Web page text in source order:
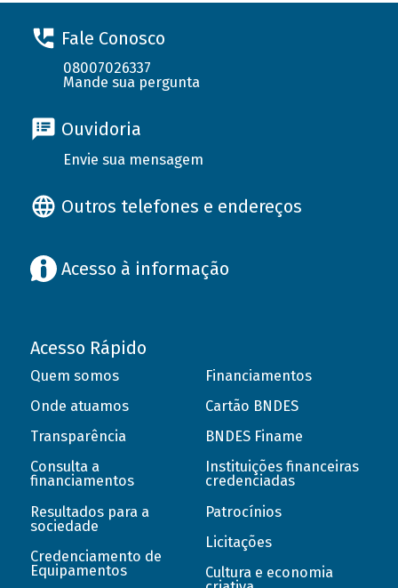
Fale Conosco
08007026337
Mande sua pergunta
Ouvidoria
Envie sua mensagem
Outros telefones e endereços
Acesso à informação
Acesso Rápido
Quem somos
Onde atuamos
Transparência
Consulta a
financiamentos
Resultados para a
sociedade
Credenciamento de
Equipamentos
Financiamentos
Cartão BNDES
BNDES Finame
Instituições financeiras
credenciadas
Patrocínios
Licitações
Cultura e economia